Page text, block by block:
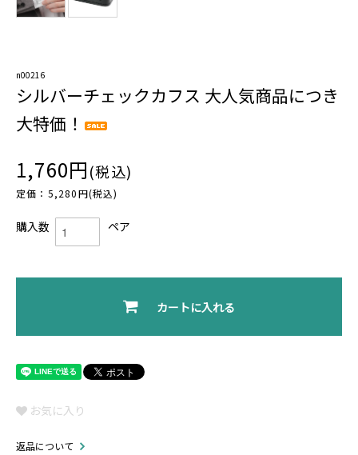
n00216
シルバーチェックカフス 大人気商品につき
大特価！
1,760円(税込)
定価：5,280円(税込)
購入数 ペア
カートに入れる
お気に入り
返品について